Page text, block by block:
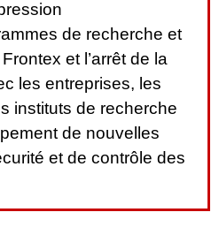
de recherche et
et l’arrêt de la
les entreprises, les
instituts de recherche
de nouvelles
et de contrôle des